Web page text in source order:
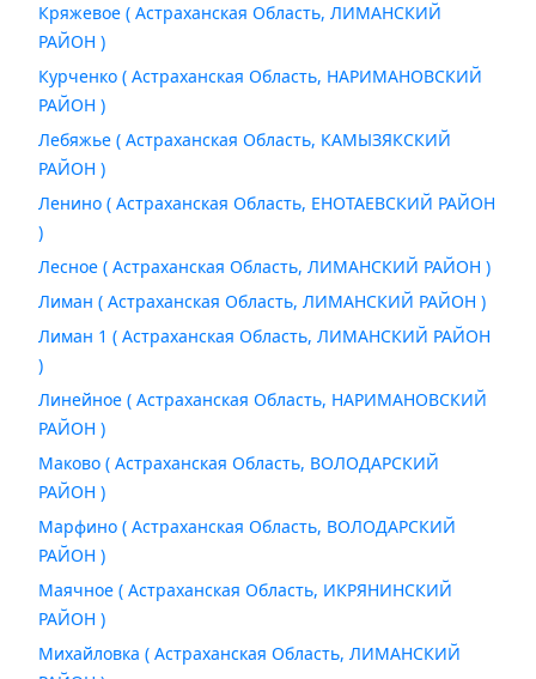
Кряжевое ( Астраханская Область, ЛИМАНСКИЙ
РАЙОН )
Курченко ( Астраханская Область, НАРИМАНОВСКИЙ
РАЙОН )
Лебяжье ( Астраханская Область, КАМЫЗЯКСКИЙ
РАЙОН )
Ленино ( Астраханская Область, ЕНОТАЕВСКИЙ РАЙОН
)
Лесное ( Астраханская Область, ЛИМАНСКИЙ РАЙОН )
Лиман ( Астраханская Область, ЛИМАНСКИЙ РАЙОН )
Лиман 1 ( Астраханская Область, ЛИМАНСКИЙ РАЙОН
)
Линейное ( Астраханская Область, НАРИМАНОВСКИЙ
РАЙОН )
Маково ( Астраханская Область, ВОЛОДАРСКИЙ
РАЙОН )
Марфино ( Астраханская Область, ВОЛОДАРСКИЙ
РАЙОН )
Маячное ( Астраханская Область, ИКРЯНИНСКИЙ
РАЙОН )
Михайловка ( Астраханская Область, ЛИМАНСКИЙ